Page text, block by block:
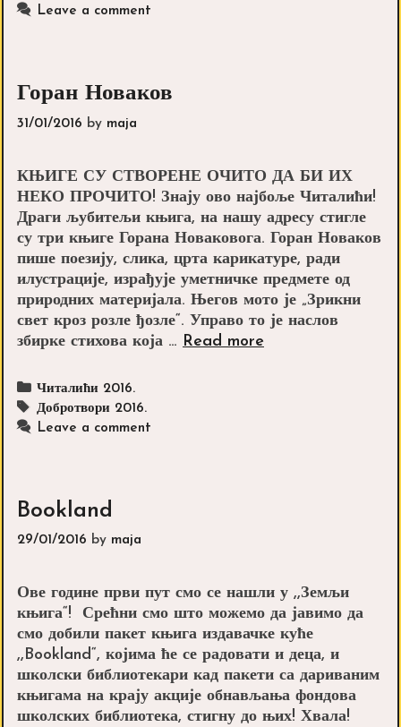
Leave a comment
Горан Новаков
31/01/2016 by maja
КЊИГЕ СУ СТВОРЕНЕ ОЧИТО ДА БИ ИХ
НЕКО ПРОЧИТО! Знају ово најбоље Читалићи!
Драги љубитељи књига, на нашу адресу стигле
су три књиге Горана Новаковога. Горан Новаков
пише поезију, слика, црта карикатуре, ради
илустрације, израђује уметничке предмете од
природних материјала. Његов мото је „Зрикни
свет кроз розле ђозле“. Управо то је наслов
збирке стихова која … Read moreГоран
Categories
Читалићи 2016.
Tags
Добротвори 2016.
Leave a comment
Bookland
29/01/2016 by maja
Ове године први пут смо се нашли у ,,Земљи
књига“! Срећни смо што можемо да јавимо да
смо добили пакет књига издавачке куће
,,Bookland“, којима ће се радовати и деца, и
школски библиотекари кад пакети са дариваним
књигама на крају акције обнављања фондова
школских библиотека, стигну до њих! Хвала!